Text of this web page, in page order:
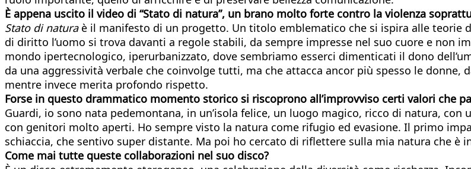
È appena uscito il video di “Stato di natura”, un brano molto forte contro la violenza
Stato di naturaè il manifesto di un progetto. Un titolo emblematico che si ispira alle teorie
di diritto l’uomo si trova davanti a regole stabili, da sempre impresse nel suo cuore e non
mondo ipertecnologico, iperurbanizzato, dove sembriamo esserci dimenticati il dono
da una aggressività verbale che coinvolge tutti, ma che attacca ancor più spesso le
mentre invece merita profondo rispetto.
Forse in questo drammatico momento storico si riscoprono all’improvviso certi valori che
Guardi, io sono nata pedemontana, in un’isola felice, un luogo magico, ricco di natura,
con genitori molto aperti. Ho sempre visto la natura come rifugio ed evasione. Il primo
schiaccia, che sentivo super distante. Ma poi ho cercato di riflettere sulla mia natura che
Come mai tutte queste collaborazioni nel suo disco?